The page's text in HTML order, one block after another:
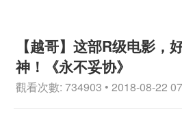
【越哥】这部R级电影，
神！《永不妥协》
觀看次數: 734903 • 2018-08-22